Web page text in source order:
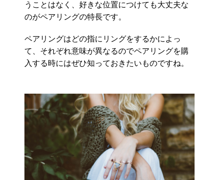
うことはなく、好きな位置につけても大丈夫な
のがペアリングの特長です。
ペアリングはどの指にリングをするかによっ
て、それぞれ意味が異なるのでペアリングを購
入する時にはぜひ知っておきたいものですね。